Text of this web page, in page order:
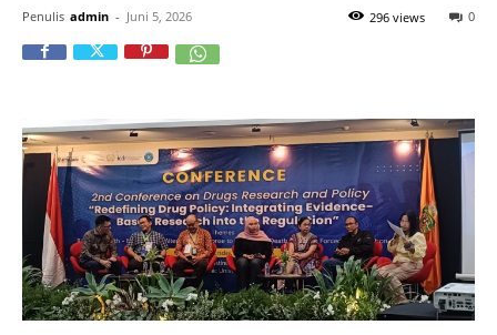
Penulis admin - Juni 5, 2026 0
296 views